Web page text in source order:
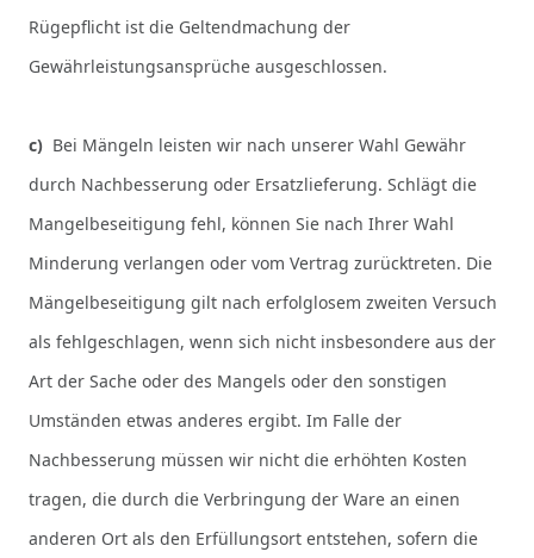
Rügepflicht ist die Geltendmachung der
Gewährleistungsansprüche ausgeschlossen.
c) Bei Mängeln leisten wir nach unserer Wahl Gewähr
durch Nachbesserung oder Ersatzlieferung. Schlägt die
Mangelbeseitigung fehl, können Sie nach Ihrer Wahl
Minderung verlangen oder vom Vertrag zurücktreten. Die
Mängelbeseitigung gilt nach erfolglosem zweiten Versuch
als fehlgeschlagen, wenn sich nicht insbesondere aus der
Art der Sache oder des Mangels oder den sonstigen
Umständen etwas anderes ergibt. Im Falle der
Nachbesserung müssen wir nicht die erhöhten Kosten
tragen, die durch die Verbringung der Ware an einen
anderen Ort als den Erfüllungsort entstehen, sofern die